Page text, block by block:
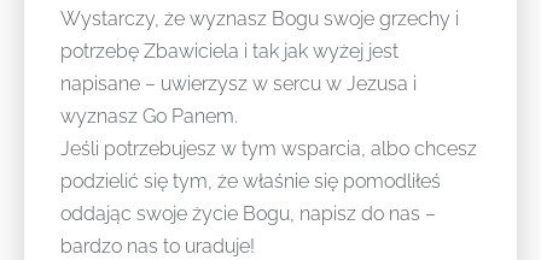
Wystarczy, że wyznasz Bogu swoje grzechy i
potrzebę Zbawiciela i tak jak wyżej jest
napisane – uwierzysz w sercu w Jezusa i
wyznasz Go Panem.
Jeśli potrzebujesz w tym wsparcia, albo chcesz
podzielić się tym, że właśnie się pomodliłeś
oddając swoje życie Bogu, napisz do nas –
bardzo nas to uraduje!